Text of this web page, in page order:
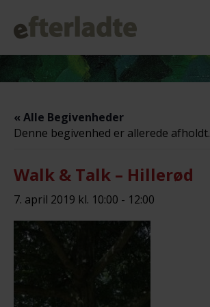
« Alle Begivenheder
Denne begivenhed er allerede afholdt.
Walk & Talk – Hillerød
7. april 2019 kl. 10:00 - 12:00